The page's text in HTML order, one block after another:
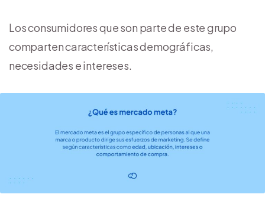
Los consumidores que son parte de este grupo
comparten características demográficas,
necesidades e intereses.